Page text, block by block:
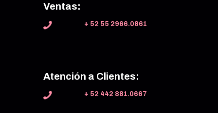
Ventas:
+ 52 55 2966.0861
Atención a Clientes:
+ 52 442 881.0667